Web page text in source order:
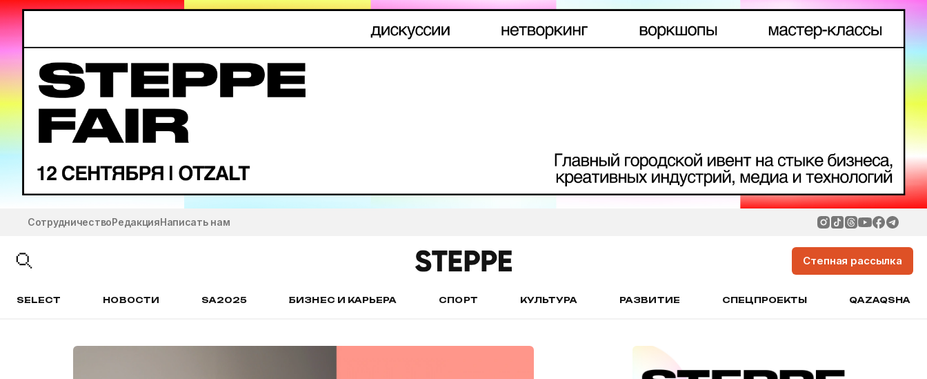
СотрудничествоРедакцияНаписать нам
Степная рассылка
SELECT НОВОСТИ SA2025 БИЗНЕС И КАРЬЕРА СПОРТ КУЛЬТУРА РАЗВИТИЕ СПЕЦПРОЕКТЫ QAZAQSHA